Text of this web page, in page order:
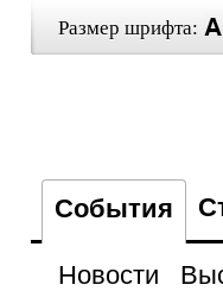
Размер шрифта:
События
Новости